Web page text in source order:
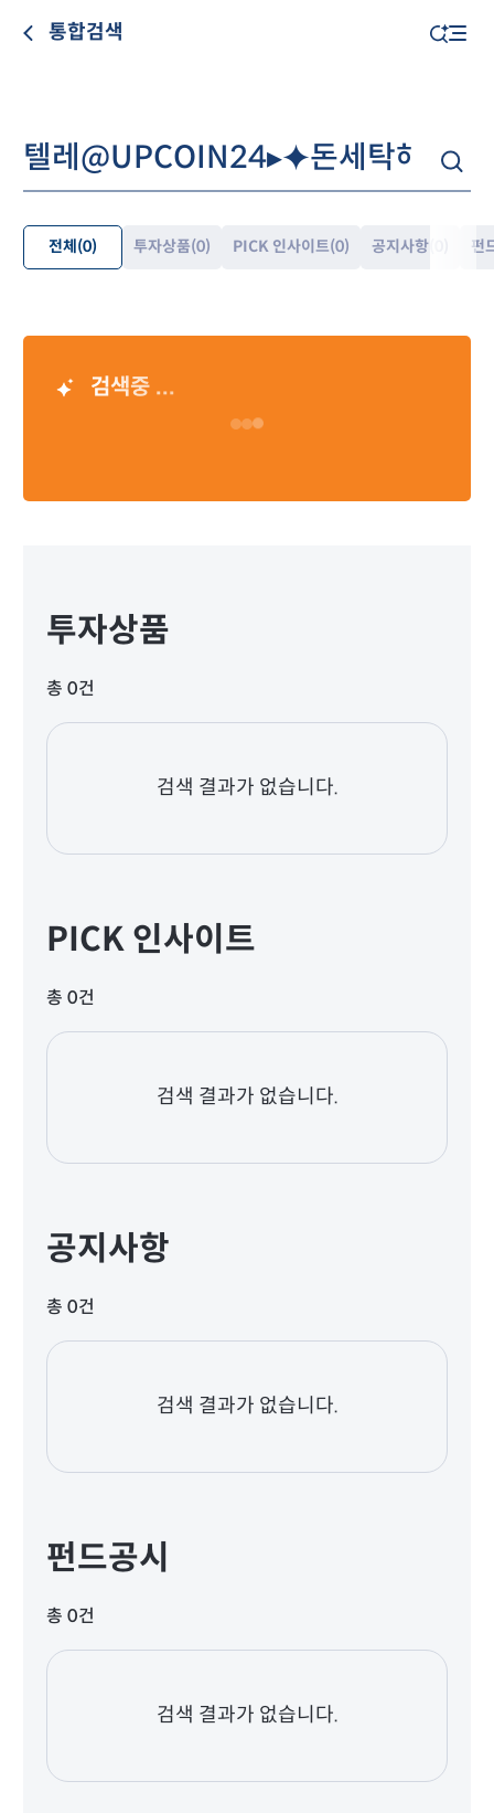
통합검색
전체 (0) 투자상품(0) PICK 인사이트(0) 공지사항 펀
검색중 ...
Loading…
투자상품
총 0건
검색 결과가 없습니다.
PICK 인사이트
총 0건
검색 결과가 없습니다.
공지사항
총 0건
검색 결과가 없습니다.
펀드공시
총 0건
검색 결과가 없습니다.